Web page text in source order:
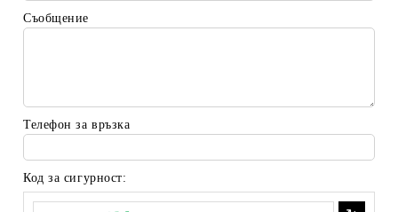
Съобщение
Телефон за връзка
Код за сигурност: